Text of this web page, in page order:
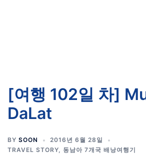
[여행 102일 차]
DaLat
BY SOON
2016년 6월 28일
TRAVEL STORY, 동남아 7개국 배낭여행기